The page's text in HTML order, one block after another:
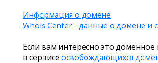
Информация о домене
Whois Center - данные о домене и
Если вам интересно это
в сервисе освобождающихся